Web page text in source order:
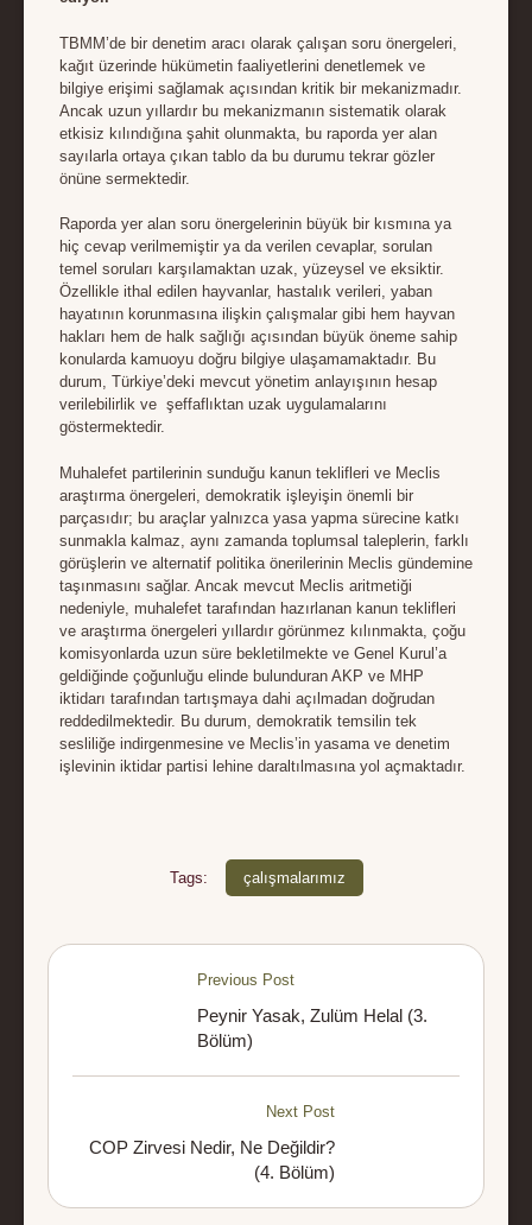
TBMM’de bir denetim aracı olarak çalışan soru önergeleri,
kağıt üzerinde hükümetin faaliyetlerini denetlemek ve
bilgiye erişimi sağlamak açısından kritik bir mekanizmadır.
Ancak uzun yıllardır bu mekanizmanın sistematik olarak
etkisiz kılındığına şahit olunmakta, bu raporda yer alan
sayılarla ortaya çıkan tablo da bu durumu tekrar gözler
önüne sermektedir.
Raporda yer alan soru önergelerinin büyük bir kısmına ya
hiç cevap verilmemiştir ya da verilen cevaplar, sorulan
temel soruları karşılamaktan uzak, yüzeysel ve eksiktir.
Özellikle ithal edilen hayvanlar, hastalık verileri, yaban
hayatının korunmasına ilişkin çalışmalar gibi hem hayvan
hakları hem de halk sağlığı açısından büyük öneme sahip
konularda kamuoyu doğru bilgiye ulaşamamaktadır. Bu
durum, Türkiye’deki mevcut yönetim anlayışının hesap
verilebilirlik ve şeffaflıktan uzak uygulamalarını
göstermektedir.
Muhalefet partilerinin sunduğu kanun teklifleri ve Meclis
araştırma önergeleri, demokratik işleyişin önemli bir
parçasıdır; bu araçlar yalnızca yasa yapma sürecine katkı
sunmakla kalmaz, aynı zamanda toplumsal taleplerin, farklı
görüşlerin ve alternatif politika önerilerinin Meclis gündemine
taşınmasını sağlar. Ancak mevcut Meclis aritmetiği
nedeniyle, muhalefet tarafından hazırlanan kanun teklifleri
ve araştırma önergeleri yıllardır görünmez kılınmakta, çoğu
komisyonlarda uzun süre bekletilmekte ve Genel Kurul’a
geldiğinde çoğunluğu elinde bulunduran AKP ve MHP
iktidarı tarafından tartışmaya dahi açılmadan doğrudan
reddedilmektedir. Bu durum, demokratik temsilin tek
sesliliğe indirgenmesine ve Meclis’in yasama ve denetim
işlevinin iktidar partisi lehine daraltılmasına yol açmaktadır.
Tags: çalışmalarımız
Previous Post
Peynir Yasak, Zulüm Helal (3.
Bölüm)
Next Post
COP Zirvesi Nedir, Ne Değildir?
(4. Bölüm)